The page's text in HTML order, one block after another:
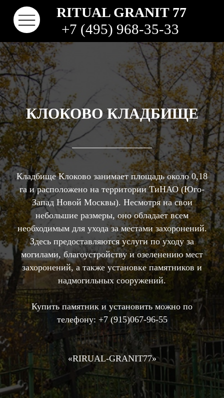
RITUAL GRANIT 77
РАБОТЫ
КЛАДБИЩА
КОНТАКТЫ
ВИДЫ ГРАНИТА
+7 (495) 968-35-33
КЛОКОВО КЛАДБИЩЕ
Кладбище Клоково занимает площадь около 0,18
га и расположено на территории ТиНАО (Юго-
Запад Новой Москвы). Несмотря на свои
небольшие размеры, оно обладает всем
необходимым для ухода за местами захоронений.
Здесь предоставляются услуги по уходу за
могилами, благоустройству и озеленению мест
захоронений, а также установке памятников и
надмогильных сооружений.
Купить памятник и установить можно по
телефону: +7 (915)067-96-55
«RIRUAL-GRANIT77»